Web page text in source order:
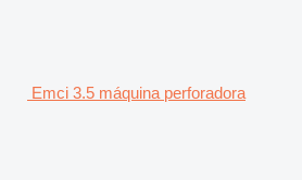
Emci 3.5 máquina perforadora